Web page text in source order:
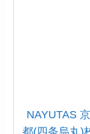
NAYUTAS 京